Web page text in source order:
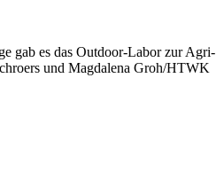
gab es das Outdoor-Labor zur Agri-
und Magdalena Groh/HTWK